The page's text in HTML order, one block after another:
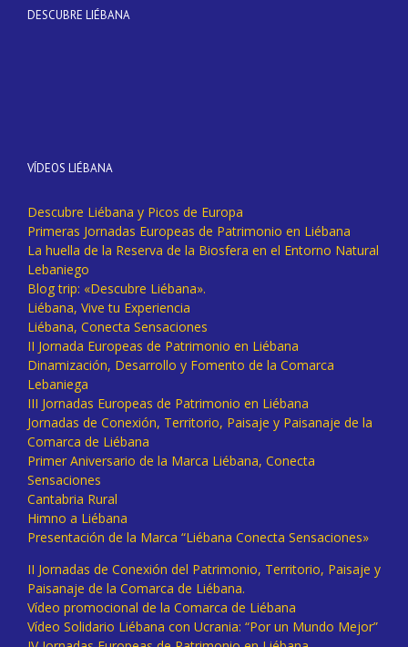
DESCUBRE LIÉBANA
VÍDEOS LIÉBANA
Descubre Liébana y Picos de Europa
Primeras Jornadas Europeas de Patrimonio en Liébana
La huella de la Reserva de la Biosfera en el Entorno Natural
Lebaniego
Blog trip: «Descubre Liébana».
Liébana, Vive tu Experiencia
Liébana, Conecta Sensaciones
II Jornada Europeas de Patrimonio en Liébana
Dinamización, Desarrollo y Fomento de la Comarca
Lebaniega
III Jornadas Europeas de Patrimonio en Liébana
Jornadas de Conexión, Territorio, Paisaje y Paisanaje de la
Comarca de Liébana
Primer Aniversario de la Marca Liébana, Conecta
Sensaciones
Cantabria Rural
Himno a Liébana
Presentación de la Marca “Liébana Conecta Sensaciones»
II Jornadas de Conexión del Patrimonio, Territorio, Paisaje y
Paisanaje de la Comarca de Liébana.
Vídeo promocional de la Comarca de Liébana
Vídeo Solidario Liébana con Ucrania: “Por un Mundo Mejor”